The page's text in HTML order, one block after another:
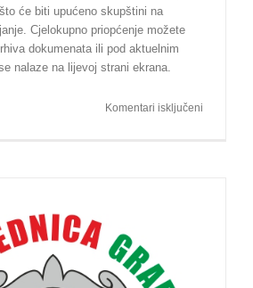
će biti upućeno skupštini na
Cjelokupno priopćenje možete
dokumenata ili pod aktuelnim
nalaze na lijevoj strani ekrana.
Komentari isključeni